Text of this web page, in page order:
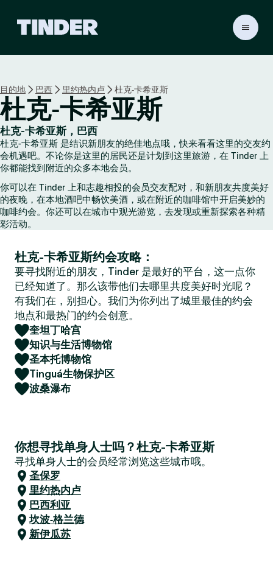
r
首
页
目的地 巴西 里约热内卢 杜克-卡希亚斯
杜克-卡希亚斯
杜克-卡希亚斯，巴西
杜克-卡希亚斯 是结识新朋友的绝佳地点哦，快来看看这里的交友约
会机遇吧。不论你是这里的居民还是计划到这里旅游，在 Tinder 上
你都能找到附近的众多本地会员。
你可以在 Tinder 上和志趣相投的会员交友配对，和新朋友共度美好
的夜晚，在本地酒吧中畅饮美酒，或在附近的咖啡馆中开启美妙的
咖啡约会。你还可以在城市中观光游览，去发现或重新探索各种精
彩活动。
杜克-卡希亚斯约会攻略：
要寻找附近的朋友，Tinder 是最好的平台，这一点你
已经知道了。那么该带他们去哪里共度美好时光呢？
有我们在，别担心。我们为你列出了城里最佳的约会
地点和最热门的约会创意。
奎坦丁哈宫
知识与生活博物馆
圣本托博物馆
Tinguá生物保护区
波桑瀑布
你想寻找单身人士吗？杜克-卡希亚斯
寻找单身人士的会员经常浏览这些城市哦。
圣保罗
里约热内卢
巴西利亚
坎波-格兰德
新伊瓜苏